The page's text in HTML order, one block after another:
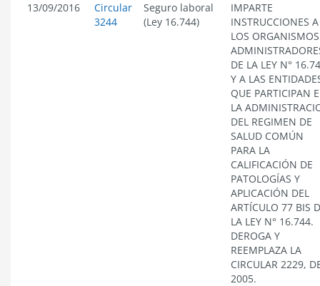
13/09/2016
Circular
3244
Seguro laboral
(Ley 16.744)
IMPARTE
INSTRUCCIONES A
LOS ORGANISMOS
DE LA LEY N°
Y A LAS
QUE PARTICIPAN
LA
DEL REGIMEN DE
SALUD COMÚN
PARA LA
CALIFICACIÓN DE
PATOLOGÍAS Y
APLICACIÓN DEL
ARTÍCULO 77 BIS
LA LEY N° 16.744.
DEROGA Y
REEMPLAZA LA
CIRCULAR 2229,
2005.